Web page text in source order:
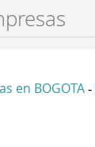
en BOGOTA -